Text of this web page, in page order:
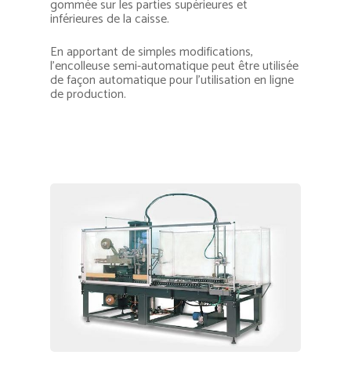
gommée sur les parties supérieures et
inférieures de la caisse.
En apportant de simples modifications,
l’encolleuse semi-automatique peut être utilisée
de façon automatique pour l’utilisation en ligne
de production.